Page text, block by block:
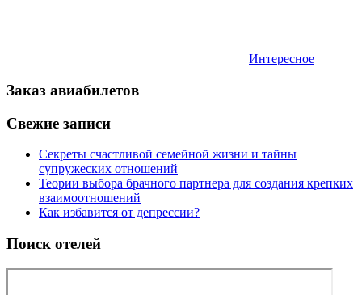
Интересное
Заказ авиабилетов
Свежие записи
Секреты счастливой семейной жизни и тайны
супружеских отношений
Теории выбора брачного партнера для создания крепких
взаимоотношений
Как избавится от депрессии?
Поиск отелей